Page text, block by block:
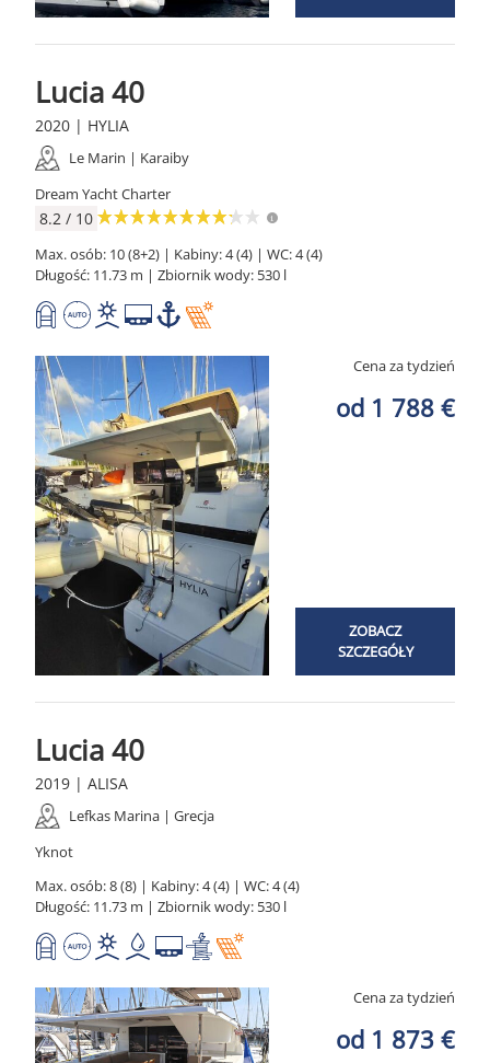
Lucia 40
2020 | HYLIA
Le Marin | Karaiby
Dream Yacht Charter
8.2 / 10
Max. osób: 10 (8+2) | Kabiny: 4 (4) | WC: 4 (4)
Długość: 11.73 m | Zbiornik wody: 530 l
Cena za tydzień
od 1 788 €
ZOBACZ
SZCZEGÓŁY
Lucia 40
2019 | ALISA
Lefkas Marina | Grecja
Yknot
Max. osób: 8 (8) | Kabiny: 4 (4) | WC: 4 (4)
Długość: 11.73 m | Zbiornik wody: 530 l
Cena za tydzień
od 1 873 €